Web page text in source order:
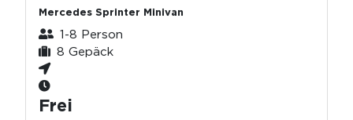
Mercedes Sprinter Minivan
1-8 Person
8 Gepäck
Frei